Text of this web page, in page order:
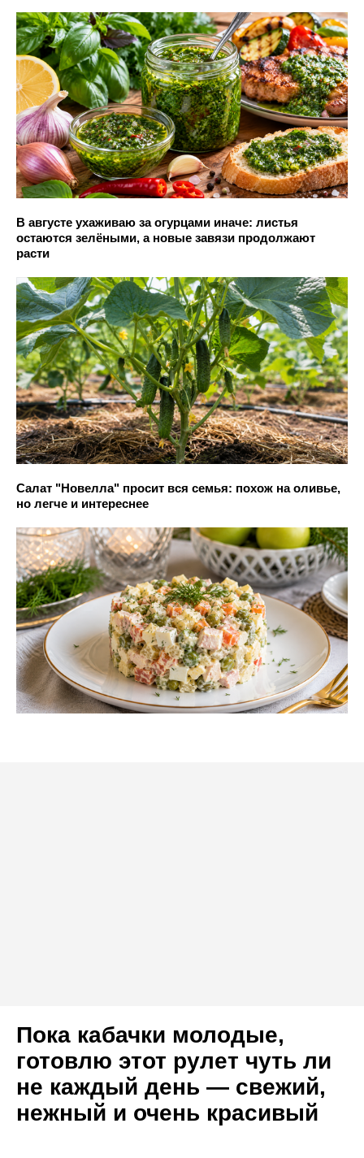
В августе ухаживаю за огурцами иначе: листья
остаются зелёными, а новые завязи продолжают
расти
Салат "Новелла" просит вся семья: похож на оливье,
но легче и интереснее
Пока кабачки молодые,
готовлю этот рулет чуть ли
не каждый день — свежий,
нежный и очень красивый